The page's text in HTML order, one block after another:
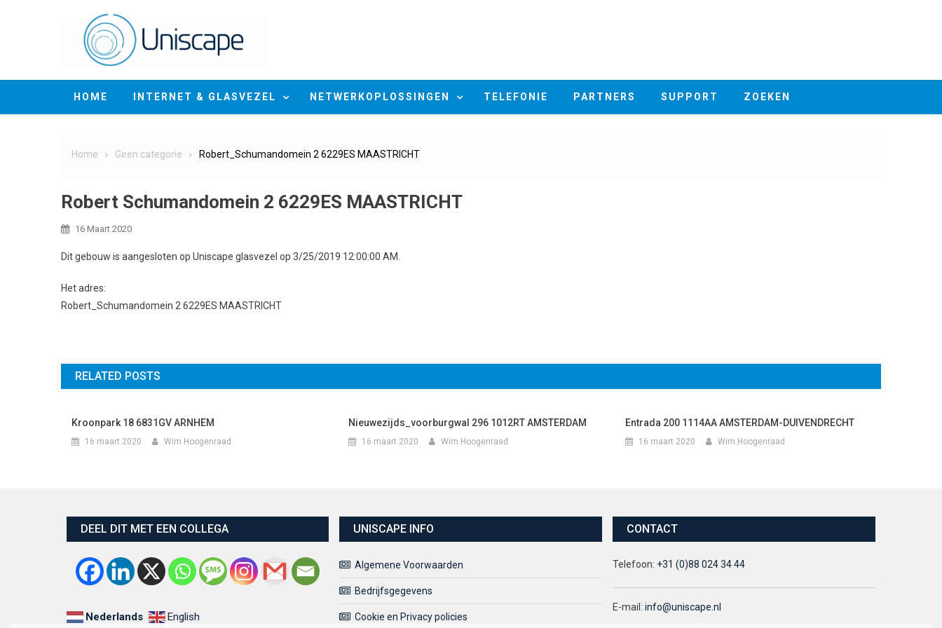
HOME INTERNET & GLASVEZEL NETWERKOPLOSSINGEN TELEFONIE PARTNERS SUPPORT ZOEKEN
Home Geen categorie Robert_Schumandomein 2 6229ES MAASTRICHT
Robert Schumandomein 2 6229ES MAASTRICHT
16 Maart 2020
Dit gebouw is aangesloten op Uniscape glasvezel op 3/25/2019 12:00:00 AM.
Het adres:
Robert_Schumandomein 2 6229ES MAASTRICHT
RELATED POSTS
Kroonpark 18 6831GV ARNHEM
16 maart 2020 Wim Hoogenraad
Nieuwezijds_voorburgwal 296 1012RT AMSTERDAM
16 maart 2020 Wim Hoogenraad
Entrada 200 1114AA AMSTERDAM-DUIVENDRECHT
16 maart 2020 Wim Hoogenraad
DEEL DIT MET EEN COLLEGA
Nederlands English
UNISCAPE INFO
Algemene Voorwaarden
Bedrijfsgegevens
Cookie en Privacy policies
CONTACT
Telefoon: +31 (0)88 024 34 44
E-mail:info@uniscape.nl